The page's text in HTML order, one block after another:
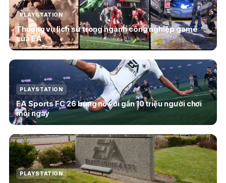
PLAYSTATION
Thương vụ lịch sử trong ngành công nghiệp game
của EA
PLAYSTATION
EA Sports FC 26 bùng nổ với gần 10 triệu người chơi
mỗi ngày
PLAYSTATION